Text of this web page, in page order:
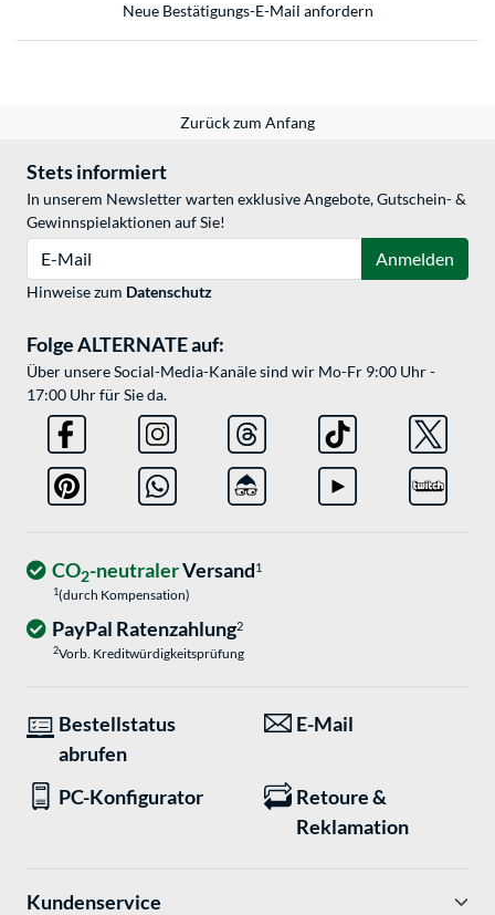
Neue Bestätigungs-E-Mail anfordern
Zurück zum Anfang
Stets informiert
In unserem Newsletter warten exklusive Angebote, Gutschein- &
Gewinnspielaktionen auf Sie!
Anmelden
Hinweise zum Datenschutz
Folge ALTERNATE auf:
Über unsere Social-Media-Kanäle sind wir Mo-Fr 9:00 Uhr -
17:00 Uhr für Sie da.
CO2-neutralerVersand1
1(durch Kompensation)
PayPal Ratenzahlung2
2Vorb. Kreditwürdigkeitsprüfung
Bestellstatus
abrufen
E-Mail
PC-Konfigurator
Retoure &
Reklamation
Kundenservice